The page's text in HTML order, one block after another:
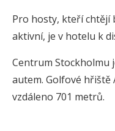
Pro hosty, kteří chtějí
aktivní, je v hotelu k
Centrum Stockholmu
autem. Golfové hřiště
vzdáleno 701 metrů.